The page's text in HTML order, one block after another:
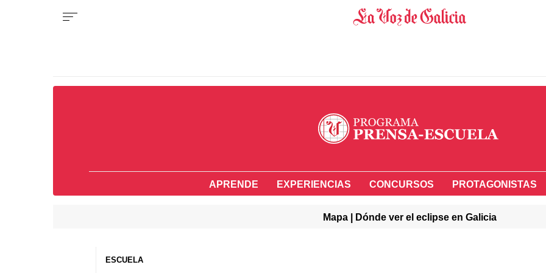
APRENDE EXPERIENCIAS CONCURSOS PROTAGONISTAS
Mapa | Dónde ver el eclipse en Galicia
ESCUELA